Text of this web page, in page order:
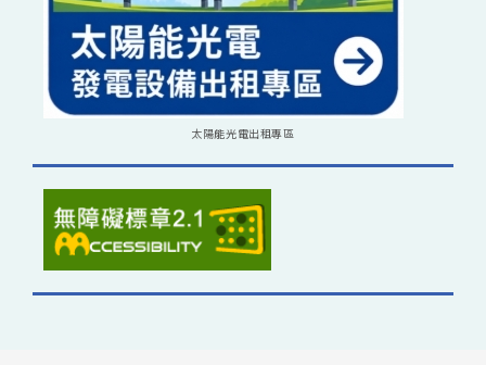
太陽能光電出租專區